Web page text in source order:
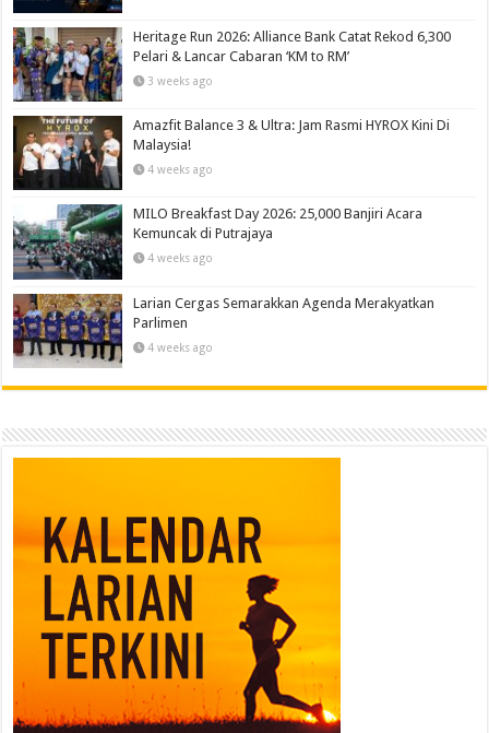
Heritage Run 2026: Alliance Bank Catat Rekod 6,300
Pelari & Lancar Cabaran ‘KM to RM’
3 weeks ago
Amazfit Balance 3 & Ultra: Jam Rasmi HYROX Kini Di
Malaysia!
4 weeks ago
MILO Breakfast Day 2026: 25,000 Banjiri Acara
Kemuncak di Putrajaya
4 weeks ago
Larian Cergas Semarakkan Agenda Merakyatkan
Parlimen
4 weeks ago